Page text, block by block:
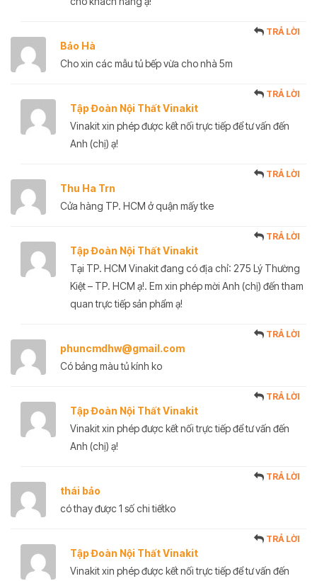
Bảo Hà
TRẢ LỜI
Cho xin các mẫu tủ bếp vừa cho nhà 5m
Tập Đoàn Nội Thất Vinakit
TRẢ LỜI
Vinakit xin phép được kết nối trực tiếp để tư vấn đến
Anh (chị) ạ!
Thu Ha Trn
TRẢ LỜI
Cửa hàng TP. HCM ở quận mấy tke
Tập Đoàn Nội Thất Vinakit
TRẢ LỜI
Tại TP. HCM Vinakit đang có địa chỉ: 275 Lý Thường
Kiệt – TP. HCM ạ!. Em xin phép mời Anh (chị) đến tham
quan trực tiếp sản phẩm ạ!
phuncmdhw@gmail.com
TRẢ LỜI
Có bảng màu tủ kính ko
Tập Đoàn Nội Thất Vinakit
TRẢ LỜI
Vinakit xin phép được kết nối trực tiếp để tư vấn đến
Anh (chị) ạ!
thái bảo
TRẢ LỜI
có thay được 1 số chi tiếtko
Tập Đoàn Nội Thất Vinakit
TRẢ LỜI
Vinakit xin phép được kết nối trực tiếp để tư vấn đến